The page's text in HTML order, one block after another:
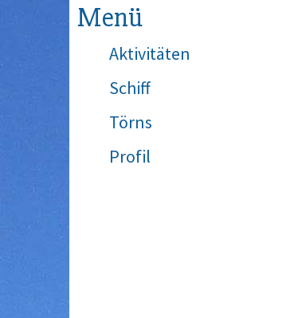
Menü
Aktivitäten
Schiff
Törns
Profil